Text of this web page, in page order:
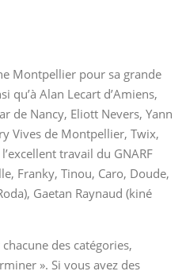
Montpellier pour sa grande
qu’à Alan Lecart d’Amiens,
de Nancy, Eliott Nevers, Yann
Vives de Montpellier, Twix,
travail du GNARF
Franky, Tinou, Caro, Doude,
Gaetan Raynaud (kiné
des catégories,
». Si vous avez des